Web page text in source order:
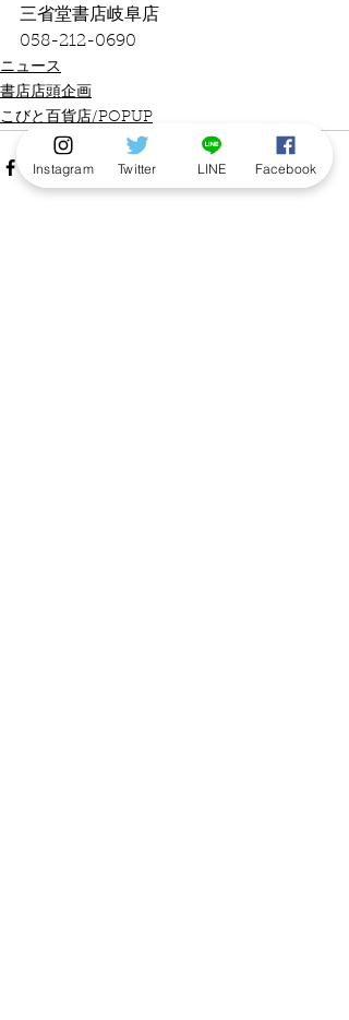
三省堂書店岐阜店
058-212-0690
ニュース
書店店頭企画
こびと百貨店/POPUP
Instagram Twitter LINE Facebook